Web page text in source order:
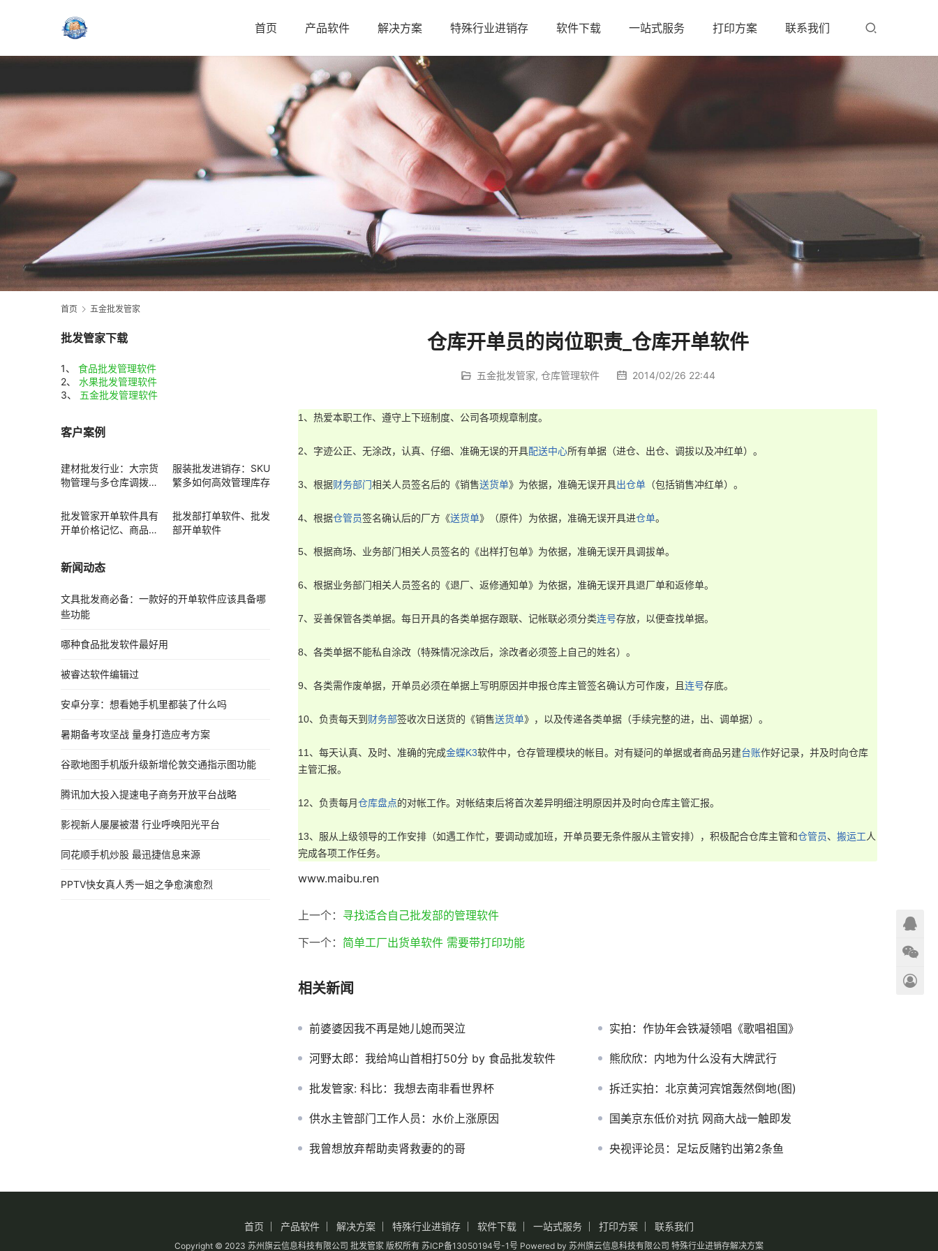
首页 产品软件 解决方案 特殊行业进销存 软件下载 一站式服务 打印方案 联系我们
首页 五金批发管家
仓库开单员的岗位职责_仓库开单软件
五金批发管家, 仓库管理软件 2014/02/26 22:44
1、热爱本职工作、遵守上下班制度、公司各项规章制度。
2、字迹公正、无涂改，认真、仔细、准确无误的开具配送中心所有单据（进仓、出仓、调拔以及冲红单）。
3、根据财务部门相关人员签名后的《销售送货单》为依据，准确无误开具出仓单 （包括销售冲红单）。
4、根据仓管员签名确认后的厂方《送货单》（原件）为依据，准确无误开具进仓单。
5、根据商场、业务部门相关人员签名的《出样打包单》为依据，准确无误开具调拔单。
6、根据业务部门相关人员签名的《退厂、返修通知单》为依据，准确无误开具退厂单和返修单。
7、妥善保管各类单据。每日开具的各类单据存跟联、记帐联必须分类连号存放，以便查找单据。
8、各类单据不能私自涂改（特殊情况涂改后，涂改者必须签上自己的姓名）。
9、各类需作废单据，开单员必须在单据上写明原因并申报仓库主管签名确认方可作废，且连号存底。
10、负责每天到 财务部签收次日送货的《销售送货单》，以及传递各类单据（手续完整的进，出、调单据）。
11、每天认真、及时、准确的完成金蝶K3软件中，仓存管理模块的帐目。对有疑问的单据或者商品另建台账作好记录，并及时向仓库
主管汇报。
12、负责每月仓库盘点的对帐工作。对帐结束后将首次差异明细注明原因并及时向仓库主管汇报。
13、服从上级领导的工作安排（如遇工作忙，要调动或加班，开单员要无条件服从主管安排），积极配合仓库主管和仓管员、 搬运工人
完成各项工作任务。
www.maibu.ren
上一个： 寻找适合自己批发部的管理软件
下一个： 简单工厂出货单软件 需要带打印功能
相关新闻
前婆婆因我不再是她儿媳而哭泣 实拍：作协年会铁凝领唱《歌唱祖国》
河野太郎：我给鸠山首相打50分 by 食品批发软件 熊欣欣：内地为什么没有大牌武行
批发管家: 科比：我想去南非看世界杯 拆迁实拍：北京黄河宾馆轰然倒地(图)
供水主管部门工作人员：水价上涨原因 国美京东低价对抗 网商大战一触即发
我曾想放弃帮助卖肾救妻的的哥 央视评论员：足坛反赌钓出第2条鱼
批发管家下载
1、 食品批发管理软件
2、 水果批发管理软件
3、 五金批发管理软件
客户案例
建材批发行业：大宗货
物管理与多仓库调拨方
服装批发进销存：SKU
繁多如何高效管理库存
批发管家开单软件具有
开单价格记忆、商品赠
批发部打单软件、批发
部开单软件
新闻动态
文具批发商必备：一款好的开单软件应该具备哪
些功能
哪种食品批发软件最好用
被睿达软件编辑过
安卓分享：想看她手机里都装了什么吗
暑期备考攻坚战 量身打造应考方案
谷歌地图手机版升级新增伦敦交通指示图功能
腾讯加大投入提速电子商务开放平台战略
影视新人屡屡被潜 行业呼唤阳光平台
同花顺手机炒股 最迅捷信息来源
PPTV快女真人秀一姐之争愈演愈烈
首页 产品软件 解决方案 特殊行业进销存 软件下载 一站式服务 打印方案 联系我们
Copyright © 2023 苏州旗云信息科技有限公司 批发管家 版权所有 苏ICP备13050194号-1号 Powered by 苏州旗云信息科技有限公司 特殊行业进销存解决方案